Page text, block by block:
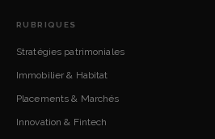
RUBRIQUES
Stratégies patrimoniales
Immobilier & Habitat
Placements & Marchés
Innovation & Fintech